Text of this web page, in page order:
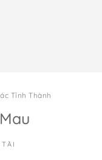
Tỉnh Thành